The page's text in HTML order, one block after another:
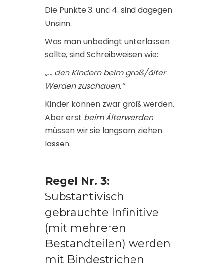
Die Punkte 3. und 4. sind dagegen
Unsinn.
Was man unbedingt unterlassen
sollte, sind Schreibweisen wie:
„… den Kindern beim groß/älter
Werden zuschauen.“
Kinder können zwar groß werden.
Aber erst beim Älterwerden
müssen wir sie langsam ziehen
lassen.
Regel Nr. 3:
Substantivisch
gebrauchte Infinitive
(mit mehreren
Bestandteilen) werden
mit Bindestrichen